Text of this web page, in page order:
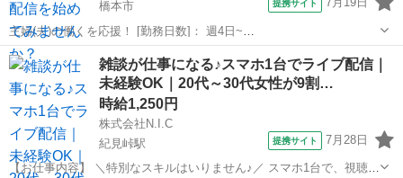
橋本市
提携サイト
主婦(夫)の働くを応援！ [勤務日数]： 週4日~
10:00~17:00/10:00~16:00/10:00~15:00/09:30~14:00 [勤務地・最寄
駅]： 和歌山県橋本市 ※勤務エリア選択可 ワールド・フ...
和歌山 橋本市 営業
雑談が仕事になる♪スマホ1台でライブ配信｜
未経験OK｜20代～30代女性が9割…
時給1,250円
株式会社N.I.C
紀見峠駅
提携サイト 7月28日
【お仕事内容】 ＼特別なスキルはいりません♪／ スマホ1台で、視聴者